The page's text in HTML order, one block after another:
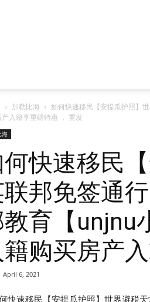
加勒比海
如何快速移民【安提瓜护照】
产入籍享重磅特惠 ， 重发
海
快速移民
邦免签通
育【unjnu
籍购买房产
April 6, 2021